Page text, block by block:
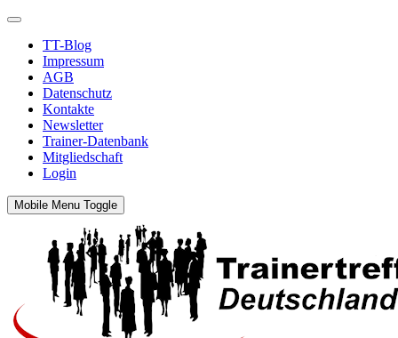
TT-Blog
Impressum
AGB
Datenschutz
Kontakte
Newsletter
Trainer-Datenbank
Mitgliedschaft
Login
Mobile Menu Toggle